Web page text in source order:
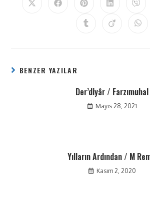
BENZER YAZILAR
Der’diyâr / Farzımuhal
Mayıs 28, 2021
Yılların Ardından / M
Kasım 2, 2020